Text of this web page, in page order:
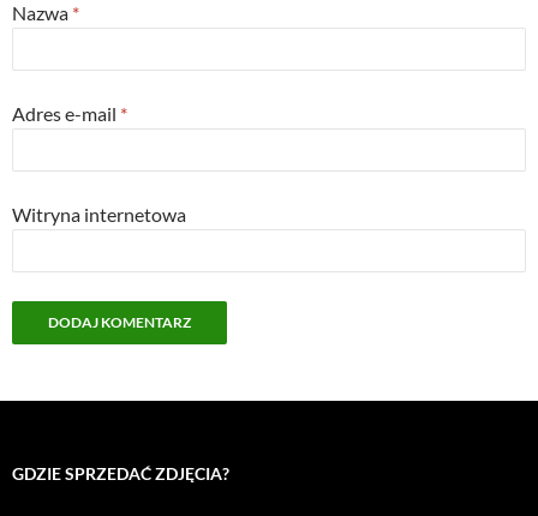
Nazwa *
Adres e-mail *
Witryna internetowa
GDZIE SPRZEDAĆ ZDJĘCIA?